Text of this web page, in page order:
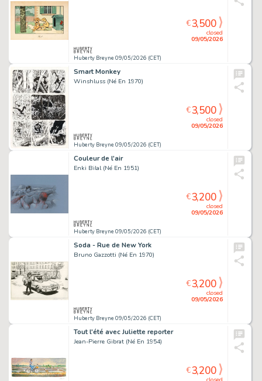
Huberty Breyne 09/05/2026 (CET)
closed
09/05/2026
€3,500
Smart Monkey
Winshluss (Né En 1970)
Huberty Breyne 09/05/2026 (CET)
closed
09/05/2026
€3,500
Couleur de l'air
Enki Bilal (Né En 1951)
Huberty Breyne 09/05/2026 (CET)
closed
09/05/2026
€3,200
Soda - Rue de New York
Bruno Gazzotti (Né En 1970)
Huberty Breyne 09/05/2026 (CET)
closed
09/05/2026
€3,200
Tout l'été avec Juliette reporter
Jean-Pierre Gibrat (Né En 1954)
€3,200